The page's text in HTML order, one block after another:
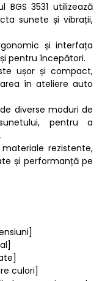
BGS 3531 utilizează
sunete și vibrații,
și interfața
pentru începători.
ușor și compact,
în ateliere auto
de diverse moduri de
pentru a
rezistente,
și performanță pe
culori]